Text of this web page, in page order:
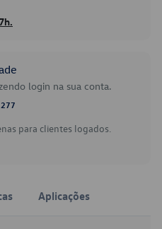
login na sua conta.
para clientes logados.
Aplicações